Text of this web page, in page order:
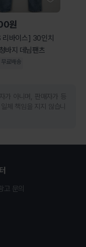
원
리바이스] 30인치
바지 데님팬츠
무료배송
가 아니며, 판매자가 등
체 책임을 지지 않습니
고 문의